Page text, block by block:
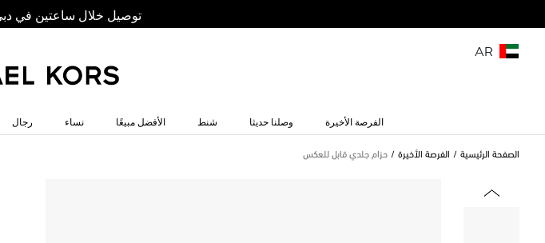
توصيل خلال ساعتين في
AR
الفرصة الأخيرة وصلنا حديثا شنط الأفضل مبيعًا نساء رجال
الصفحة الرئيسية الفرصة الأخيرة حزام جلدي قابل للعكس